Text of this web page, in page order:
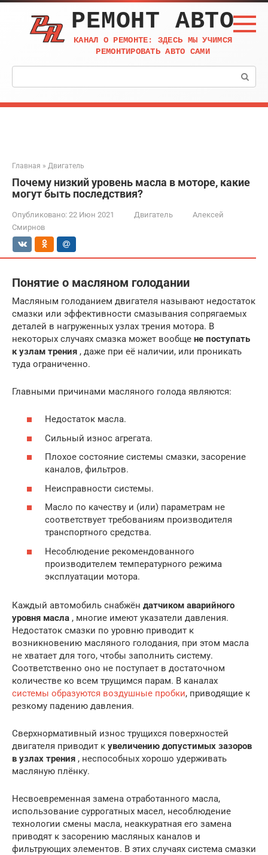
Перейти
контенту
РЕМОНТ АВТО
КАНАЛ О РЕМОНТЕ: ЗДЕСЬ МЫ УЧИМСЯ
РЕМОНТИРОВАТЬ АВТО САМИ
Поиск:
Главная » Двигатель
Почему низкий уровень масла в моторе, какие
могут быть последствия?
Опубликовано: 22 Июн 2021 Двигатель
Алексей
Смирнов
Понятие о масляном голодании
Масляным голоданием двигателя называют недостаток
смазки или эффективности смазывания сопрягаемых
деталей в нагруженных узлах трения мотора. В
некоторых случаях смазка может вообще не поступать
к узлам трения , даже при её наличии, или проникать
туда ограниченно.
Главными причинами масляного голода являются:
Недостаток масла.
Сильный износ агрегата.
Плохое состояние системы смазки, засорение
каналов, фильтров.
Неисправности системы.
Масло по качеству и (или) параметрам не
соответствует требованиям производителя
транспортного средства.
Несоблюдение рекомендованного
производителем температурного режима
эксплуатации мотора.
Каждый автомобиль снабжён датчиком аварийного
уровня масла , многие имеют указатели давления.
Недостаток смазки по уровню приводит к
возникновению масляного голодания, при этом масла
не хватает для того, чтобы заполнить систему.
Соответственно оно не поступает в достаточном
количестве ко всем трущимся парам. В каналах
системы образуются воздушные пробки, приводящие к
резкому падению давления.
Сверхнормативный износ трущихся поверхностей
двигателя приводит к увеличению допустимых зазоров
в узлах трения , неспособных хорошо удерживать
масляную плёнку.
Несвоевременная замена отработанного масла,
использование суррогатных масел, несоблюдение
технологии смены масла, неаккуратная его замена
приводят к засорению масляных каналов и
фильтрующих элементов. В этих случаях система смазки